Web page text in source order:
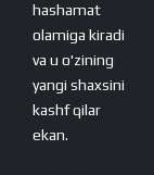
hashamat
olamiga kiradi
va u o'zining
yangi shaxsini
kashf qilar
ekan.